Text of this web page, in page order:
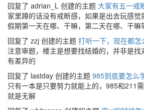
回复了 adrian_L 创建的主题 大家有五一戒
家里蹲的话没有戒断感，如果是出去玩感
假期第一天在哪、干嘛，第二天在哪、干嘛
回复了 zzj 创建的主题 打听一下，现在都怎
注意审题，楼主是想要找结婚的，并非是
有差异的
回复了 lastday 创建的主题 985到底要怎么
只有一本是只要努力就能上的，985和211
就是无解